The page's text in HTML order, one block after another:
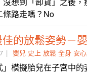
條路走嗎？No
的放鬆姿勢－
嬰兒 史上 放鬆 全身 安
」模擬胎兒在子宮中